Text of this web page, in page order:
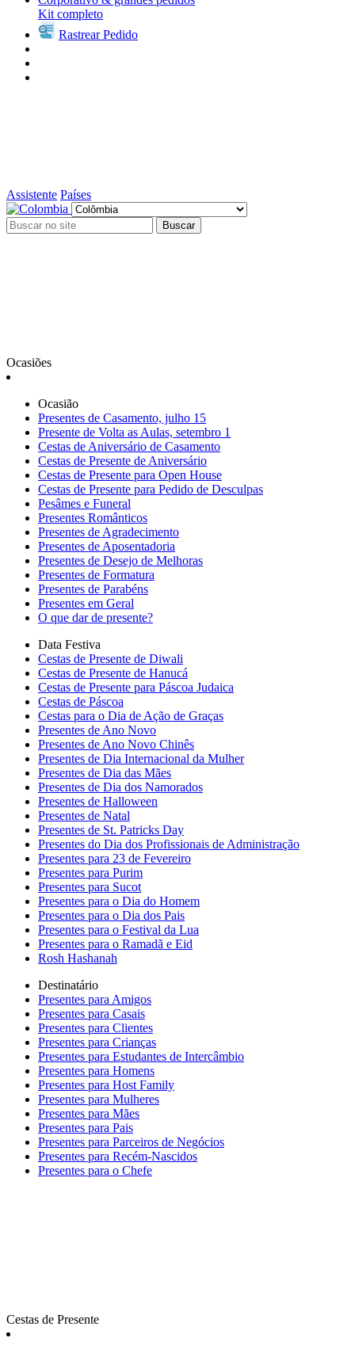
Kit completo
Rastrear Pedido
Assistente Países
Buscar
Ocasiões
Ocasião
Presentes de Casamento, julho 15
Presente de Volta as Aulas, setembro 1
Cestas de Aniversário de Casamento
Cestas de Presente de Aniversário
Cestas de Presente para Open House
Cestas de Presente para Pedido de Desculpas
Pesâmes e Funeral
Presentes Românticos
Presentes de Agradecimento
Presentes de Aposentadoria
Presentes de Desejo de Melhoras
Presentes de Formatura
Presentes de Parabéns
Presentes em Geral
O que dar de presente?
Data Festiva
Cestas de Presente de Diwali
Cestas de Presente de Hanucá
Cestas de Presente para Páscoa Judaica
Cestas de Páscoa
Cestas para o Dia de Ação de Graças
Presentes de Ano Novo
Presentes de Ano Novo Chinês
Presentes de Dia Internacional da Mulher
Presentes de Dia das Mães
Presentes de Dia dos Namorados
Presentes de Halloween
Presentes de Natal
Presentes de St. Patricks Day
Presentes do Dia dos Profissionais de Administração
Presentes para 23 de Fevereiro
Presentes para Purim
Presentes para Sucot
Presentes para o Dia do Homem
Presentes para o Dia dos Pais
Presentes para o Festival da Lua
Presentes para o Ramadã e Eid
Rosh Hashanah
Destinatário
Presentes para Amigos
Presentes para Casais
Presentes para Clientes
Presentes para Crianças
Presentes para Estudantes de Intercâmbio
Presentes para Homens
Presentes para Host Family
Presentes para Mulheres
Presentes para Mães
Presentes para Pais
Presentes para Parceiros de Negócios
Presentes para Recém-Nascidos
Presentes para o Chefe
Cestas de Presente